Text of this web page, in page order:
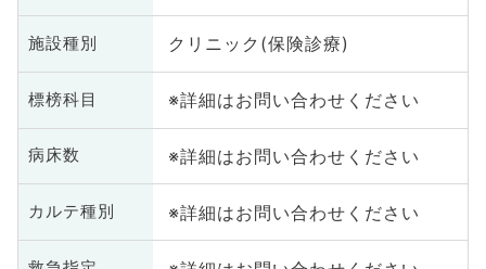
施設種別 クリニック(保険診療)
標榜科目 ※詳細はお問い合わせください
病床数 ※詳細はお問い合わせください
カルテ種別 ※詳細はお問い合わせください